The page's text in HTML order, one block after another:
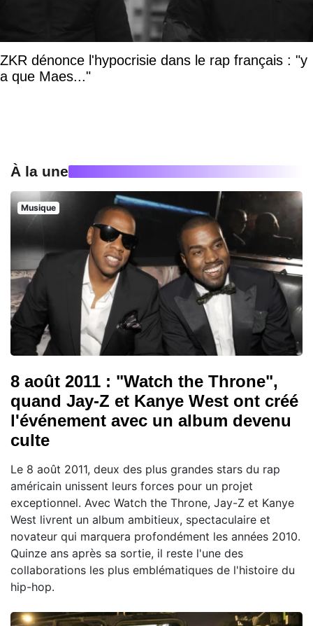
ZKR dénonce l'hypocrisie dans le rap français : "y
a que Maes..."
À la une
Musique
8 août 2011 : "Watch the Throne",
quand Jay-Z et Kanye West ont créé
l'événement avec un album devenu
culte
Le 8 août 2011, deux des plus grandes stars du rap
américain unissent leurs forces pour un projet
exceptionnel. Avec Watch the Throne, Jay-Z et Kanye
West livrent un album ambitieux, spectaculaire et
novateur qui marquera profondément les années 2010.
Quinze ans après sa sortie, il reste l'une des
collaborations les plus emblématiques de l'histoire du
hip-hop.